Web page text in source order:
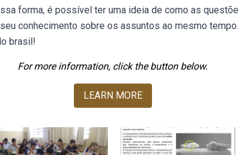
forma, é possível ter uma ideia de como as
conhecimento sobre os assuntos ao mesmo
brasil!
For more information, click the button below.
LEARN MORE